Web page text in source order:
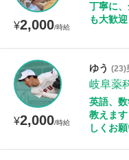
¥2,000/時給
丁寧に
も大歓迎
¥2,000/時給
ゆう (23)
岐阜薬
英語、
教えま
しくお
性別